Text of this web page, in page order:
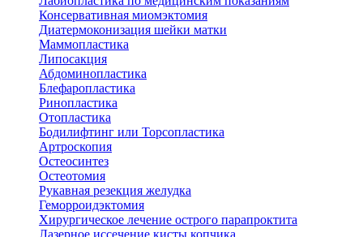
Консервативная миомэктомия
Диатермоконизация шейки матки
Маммопластика
Липосакция
Абдоминопластика
Блефаропластика
Ринопластика
Отопластика
Бодилифтинг или Торсопластика
Артроскопия
Остеосинтез
Остеотомия
Рукавная резекция желудка
Геморроидэктомия
Хирургическое лечение острого парапроктита
Лазерное иссечение кисты копчика